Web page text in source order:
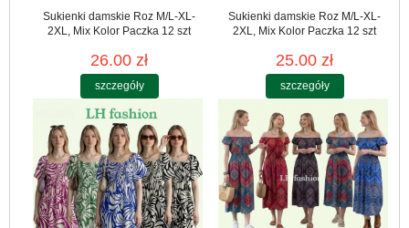
Sukienki damskie Roz M/L-XL-
2XL, Mix Kolor Paczka 12 szt
26.00 zł
szczegóły
Sukienki damskie Roz M/L-XL-
2XL, Mix Kolor Paczka 12 szt
25.00 zł
szczegóły